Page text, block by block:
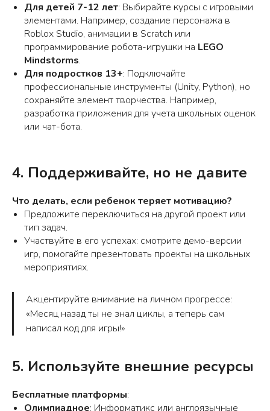
Для детей 7-12 лет: Выбирайте курсы с игровыми
элементами. Например, создание персонажа в
Roblox Studio, анимации в Scratch или
программирование робота-игрушки на LEGO
Mindstorms.
Для подростков 13+: Подключайте
профессиональные инструменты (Unity, Python), но
сохраняйте элемент творчества. Например,
разработка приложения для учета школьных оценок
или чат-бота.
4. Поддерживайте, но не давите
Что делать, если ребенок теряет мотивацию?
Предложите переключиться на другой проект или
тип задач.
Участвуйте в его успехах: смотрите демо-версии
игр, помогайте презентовать проекты на школьных
мероприятиях.
Акцентируйте внимание на личном прогрессе:
«Месяц назад ты не знал циклы, а теперь сам
написал код для игры!»
5. Используйте внешние ресурсы
Бесплатные платформы:
Олимпиадное: Информатикс или англоязычные